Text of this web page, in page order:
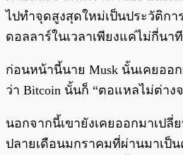
ไปทำจุดสูงสุดใหม่เป็นประวัติกา
ดอลลาร์ในเวลาเพียงแค่ไม่กี่นา
ก่อนหน้านี้นาย Musk นั้นเคยออ
ว่า Bitcoin นั้นก็ “ตอแหลไม่ต่าง
นอกจากนี้เขายังเคยออกมาเปลี่
ปลายเดือนมกราคมที่ผ่านมาเป็น